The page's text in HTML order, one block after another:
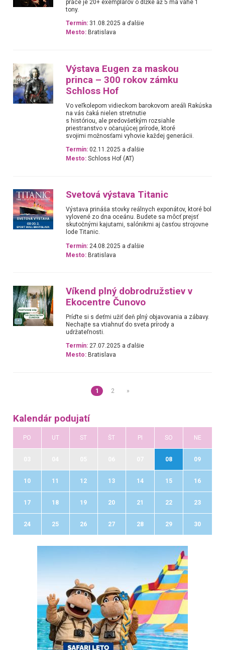
práce je 20+ exemplárov o dĺžke až 5 ma váhe 1
tony.
Termín: 31.08.2025 a ďalšie
Mesto: Bratislava
Výstava Eugen za maskou
princa – 300 rokov zámku
Schloss Hof
Vo veľkolepom vidieckom barokovom areáli Rakúska
na vás čaká nielen stretnutie
s históriou, ale predovšetkým rozsiahle
priestranstvo v očarujúcej prírode, ktoré
svojimi možnosťami vyhovie každej generácii.
Termín: 02.11.2025 a ďalšie
Mesto: Schloss Hof (AT)
Svetová výstava Titanic
Výstava prináša stovky reálnych exponátov, ktoré bol
vylovené zo dna oceánu. Budete sa môcť prejsť
skutočnými kajutami, salónikmi aj časťou strojovne
lode Titanic.
Termín: 24.08.2025 a ďalšie
Mesto: Bratislava
Víkend plný dobrodružstiev v
Ekocentre Čunovo
Príďte si s deťmi užiť deň plný objavovania a zábavy.
Nechajte sa vtiahnuť do sveta prírody a
udržateľnosti.
Termín: 27.07.2025 a ďalšie
Mesto: Bratislava
1 2 »
Kalendár podujatí
PO UT ST ŠT PI SO NE
08 09
10 11 12 13 14 15 16
17 18 19 20 21 22 23
24 25 26 27 28 29 30